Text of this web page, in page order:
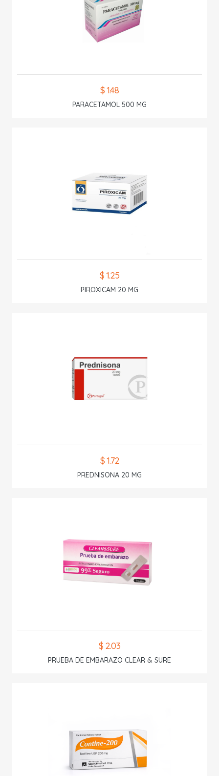
$ 1.48
PARACETAMOL 500 MG
$ 1.25
PIROXICAM 20 MG
$ 1.72
PREDNISONA 20 MG
$ 2.03
PRUEBA DE EMBARAZO CLEAR & SURE